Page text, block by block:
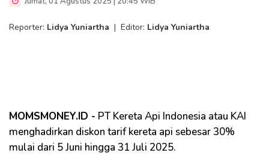
Reporter: Lidya Yuniartha | Editor: Lidya Yuniartha
MOMSMONEY.ID - PT Kereta Api Indonesia atau KAI
menghadirkan diskon tarif kereta api sebesar 30%
mulai dari 5 Juni hingga 31 Juli 2025.